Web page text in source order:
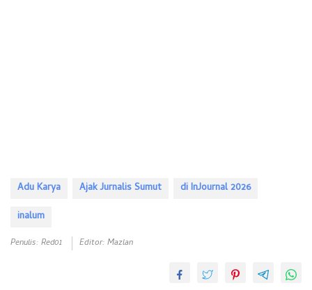
Adu Karya Ajak Jurnalis Sumut
di InJournal 2026
inalum
Penulis: Red01 Editor: Mazlan